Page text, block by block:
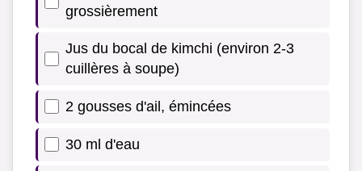
grossièrement
Jus du bocal de kimchi (environ 2-3
cuillères à soupe)
2 gousses d'ail, émincées
30 ml d'eau